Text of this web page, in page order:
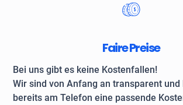
Faire Preise
Bei uns gibt es keine Kostenfallen!
Wir sind von Anfang an transparent und
bereits am Telefon eine passende